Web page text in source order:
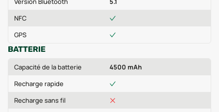
NFC
GPS
BATTERIE
Capacité de la batterie
4500 mAh
Recharge rapide
Recharge sans fil